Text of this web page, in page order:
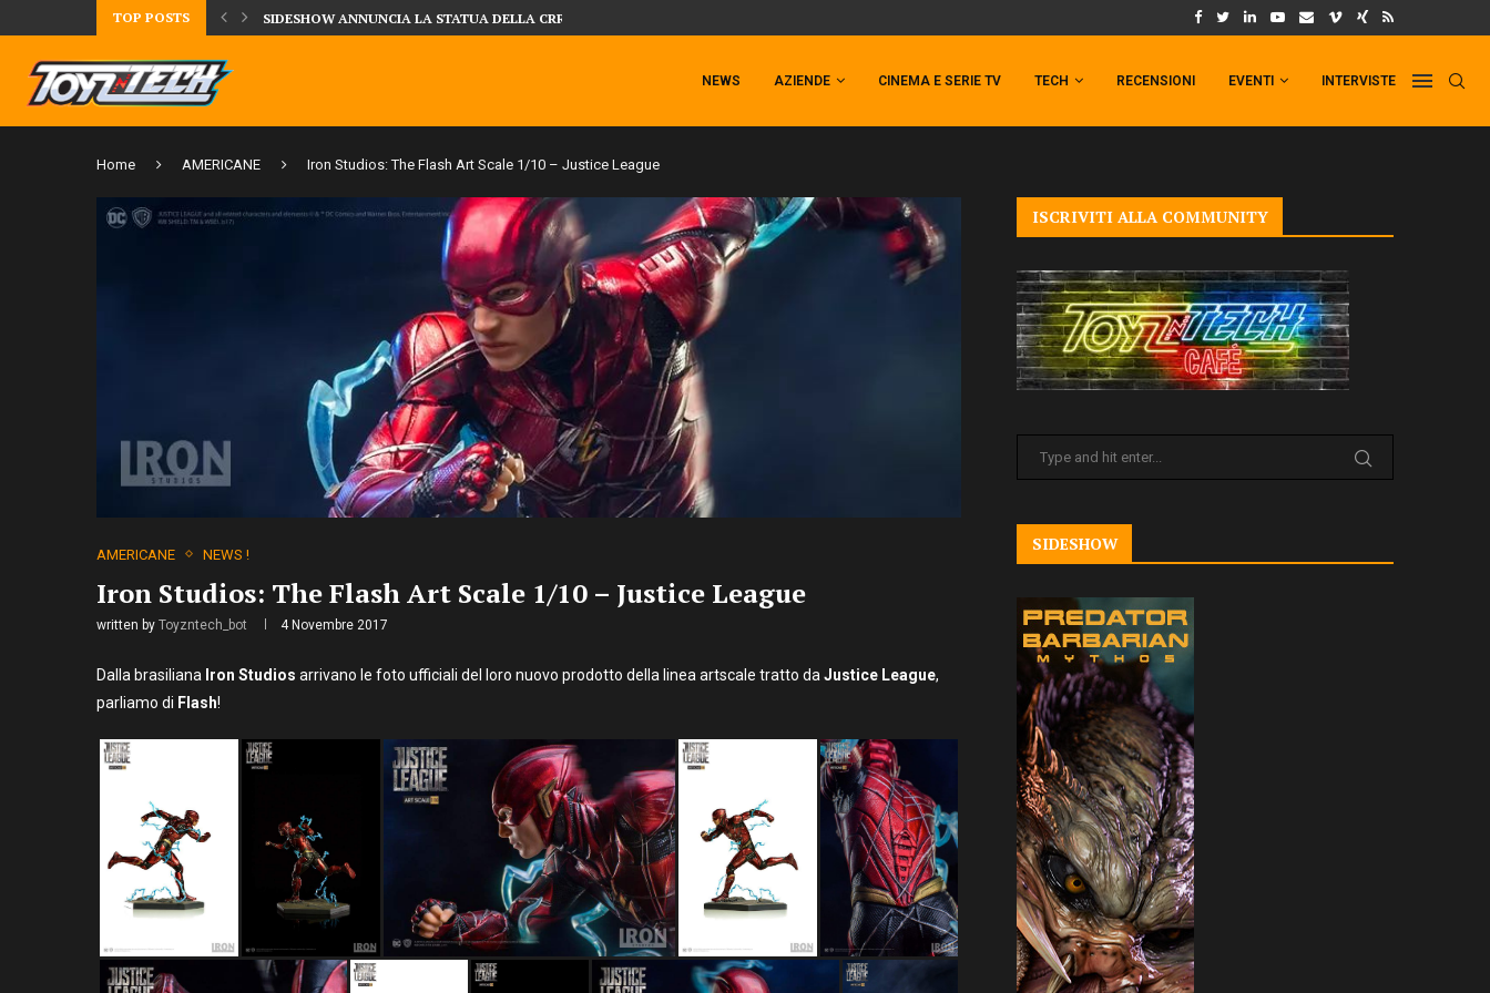
TOP POSTS DAL MONDO DEGLI X-MEN ARRIVA TEMPESTA TARGATA SIDESHOW! IL TRAILER DI FIST OF THE NORTH STAR!
NEWS AZIENDE CINEMA E SERIE TV TECH RECENSIONI EVENTI INTERVISTE
Home AMERICANE Iron Studios: The Flash Art Scale 1/10 – Justice League
AMERICANE NEWS !
Iron Studios: The Flash Art Scale 1/10 – Justice League
written by Toyzntech_bot 4 Novembre 2017
Dalla brasiliana Iron Studios arrivano le foto ufficiali del loro nuovo prodotto della linea artscale tratto da Justice League,
parliamo di Flash!
ISCRIVITI ALLA COMMUNITY
SIDESHOW